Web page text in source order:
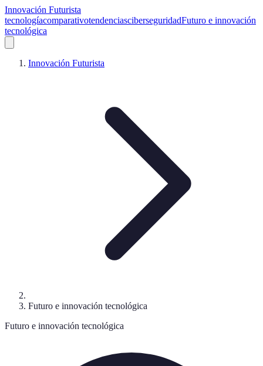
Innovación Futurista
tecnologíacomparativotendenciasciberseguridadFuturo e innovación
tecnológica
Innovación Futurista
Futuro e innovación tecnológica
Futuro e innovación tecnológica